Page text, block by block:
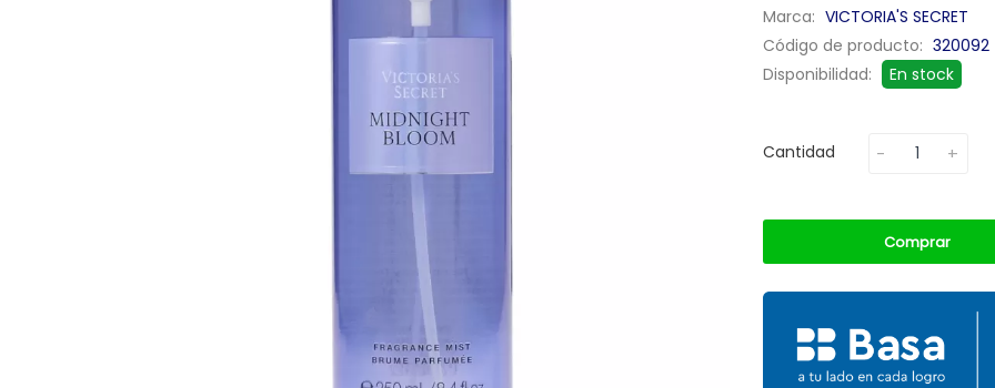
Marca: VICTORIA'S SECRET
Código de producto: 320092
Disponibilidad:
En stock
Cantidad
Comprar